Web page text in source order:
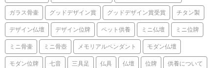
ガラス骨壷 グッドデザイン賞 グッドデザイン賞受賞 チタン製
デザイン仏壇 デザイン位牌 ペット供養 ミニ仏壇 ミニ位牌
ミニ骨壷 ミニ骨壺 メモリアルペンダント モダン仏壇
モダン位牌 七音 三具足 仏具 仏壇 位牌 供養について